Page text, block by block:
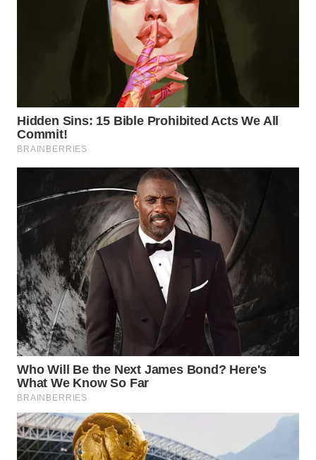
PURWAKARTA
WN
SEMARANG
WN
SOLO
WN
BOROBUDUR
WN
MADURA
WN
SURABAYA